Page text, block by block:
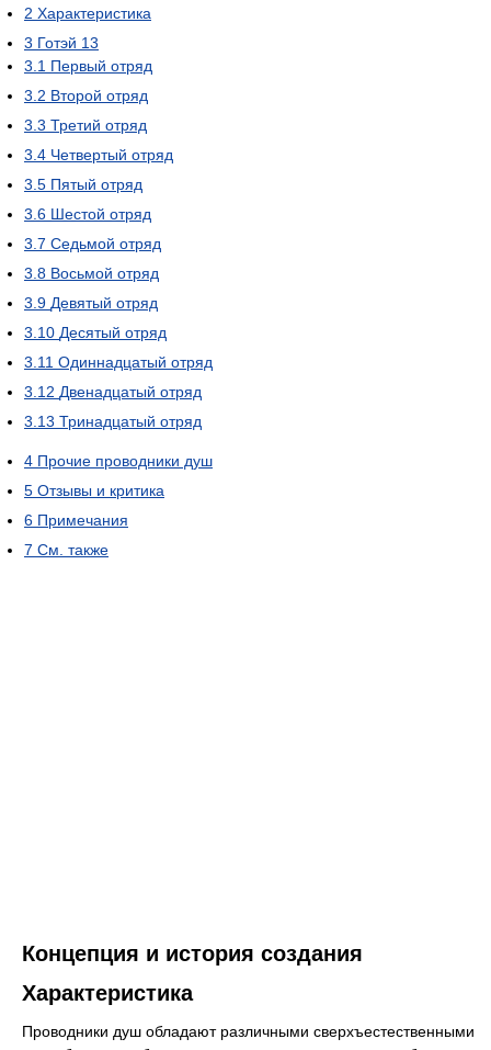
2 Характеристика
3 Готэй 13
3.1 Первый отряд
3.2 Второй отряд
3.3 Третий отряд
3.4 Четвертый отряд
3.5 Пятый отряд
3.6 Шестой отряд
3.7 Седьмой отряд
3.8 Восьмой отряд
3.9 Девятый отряд
3.10 Десятый отряд
3.11 Одиннадцатый отряд
3.12 Двенадцатый отряд
3.13 Тринадцатый отряд
4 Прочие проводники душ
5 Отзывы и критика
6 Примечания
7 См. также
Концепция и история создания
Характеристика
Проводники душ обладают различными сверхъестественными